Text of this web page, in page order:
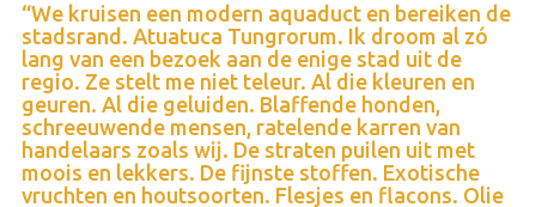
“We kruisen een modern aquaduct en bereiken de
stadsrand. Atuatuca Tungrorum. Ik droom al zó
lang van een bezoek aan de enige stad uit de
regio. Ze stelt me niet teleur. Al die kleuren en
geuren. Al die geluiden. Blaffende honden,
schreeuwende mensen, ratelende karren van
handelaars zoals wij. De straten puilen uit met
moois en lekkers. De fijnste stoffen. Exotische
vruchten en houtsoorten. Flesjes en flacons. Olie